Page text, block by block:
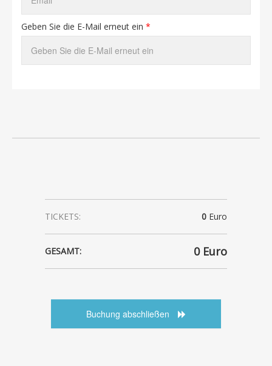
Geben Sie die E-Mail erneut ein *
TICKETS: 0 Euro
GESAMT: 0Euro
Buchung abschließen